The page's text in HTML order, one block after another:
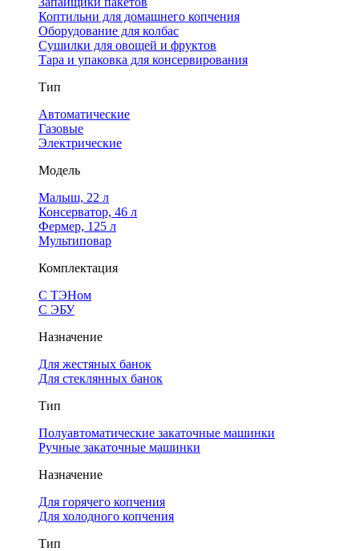
Коптильни для домашнего копчения
Оборудование для колбас
Сушилки для овощей и фруктов
Тара и упаковка для консервирования
Тип
Автоматические
Газовые
Электрические
Модель
Малыш, 22 л
Консерватор, 46 л
Фермер, 125 л
Мультиповар
Комплектация
С ТЭНом
С ЭБУ
Назначение
Для жестяных банок
Для стеклянных банок
Тип
Полуавтоматические закаточные машинки
Ручные закаточные машинки
Назначение
Для горячего копчения
Для холодного копчения
Тип